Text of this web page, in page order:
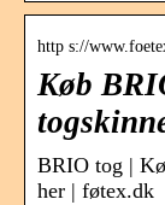
http s://
Køb
BRIO tog |
her | føtex.dk